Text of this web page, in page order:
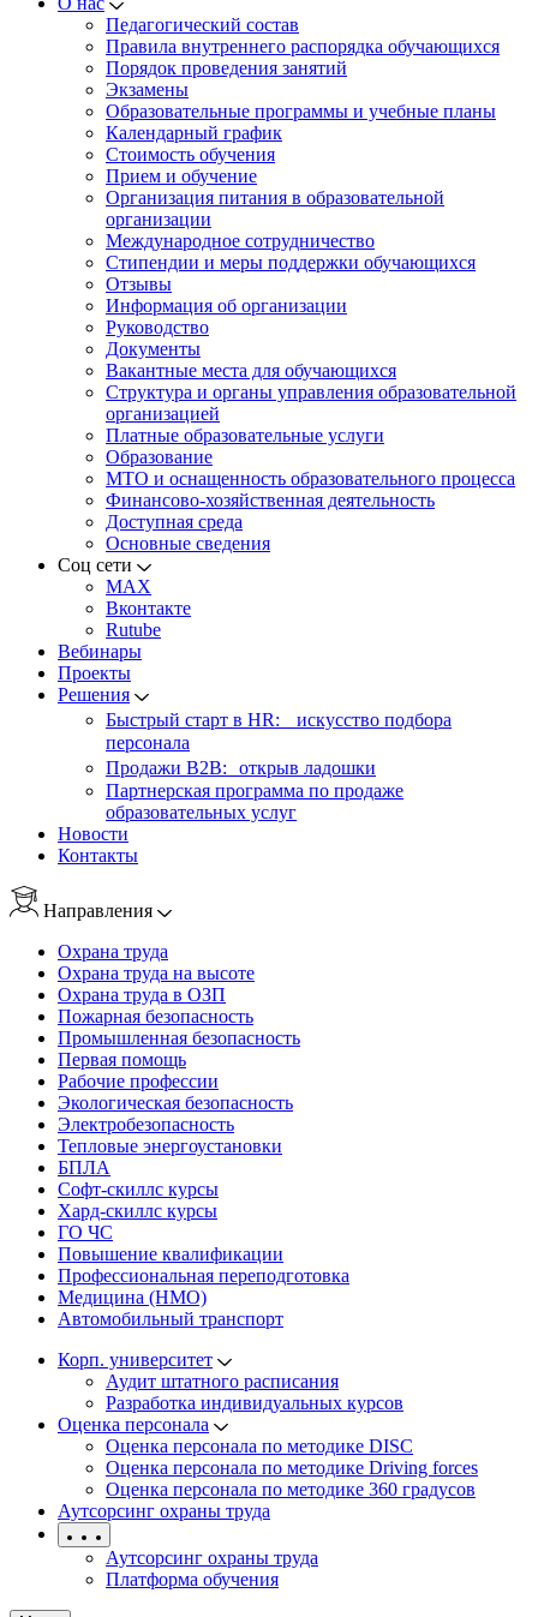
Педагогический состав
Правила внутреннего распорядка обучающихся
Порядок проведения занятий
Экзамены
Образовательные программы и учебные планы
Календарный график
Стоимость обучения
Прием и обучение
Организация питания в образовательной
организации
Международное сотрудничество
Стипендии и меры поддержки обучающихся
Отзывы
Информация об организации
Руководство
Документы
Вакантные места для обучающихся
Структура и органы управления образовательной
организацией
Платные образовательные услуги
Образование
МТО и оснащенность образовательного процесса
Финансово-хозяйственная деятельность
Доступная среда
Основные сведения
Соц сети
MAX
Вконтакте
Rutube
Вебинары
Проекты
Решения
Быстрый старт в HR: искусство подбора
персонала
Продажи B2B: открыв ладошки
Партнерская программа по продаже
образовательных услуг
Новости
Контакты
Направления
Охрана труда
Охрана труда на высоте
Охрана труда в ОЗП
Пожарная безопасность
Промышленная безопасность
Первая помощь
Рабочие профессии
Экологическая безопасность
Электробезопасность
Тепловые энергоустановки
БПЛА
Софт-скиллс курсы
Хард-скиллс курсы
ГО ЧС
Повышение квалификации
Профессиональная переподготовка
Медицина (НМО)
Автомобильный транспорт
Корп. университет
Аудит штатного расписания
Разработка индивидуальных курсов
Оценка персонала
Оценка персонала по методике DISC
Оценка персонала по методике Driving forces
Оценка персонала по методике 360 градусов
Аутсорсинг охраны труда
Аутсорсинг охраны труда
Платформа обучения